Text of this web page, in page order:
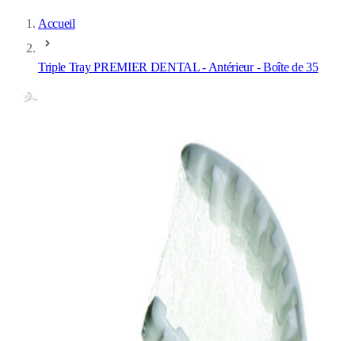
Accueil
Triple Tray PREMIER DENTAL - Antérieur - Boîte de 35